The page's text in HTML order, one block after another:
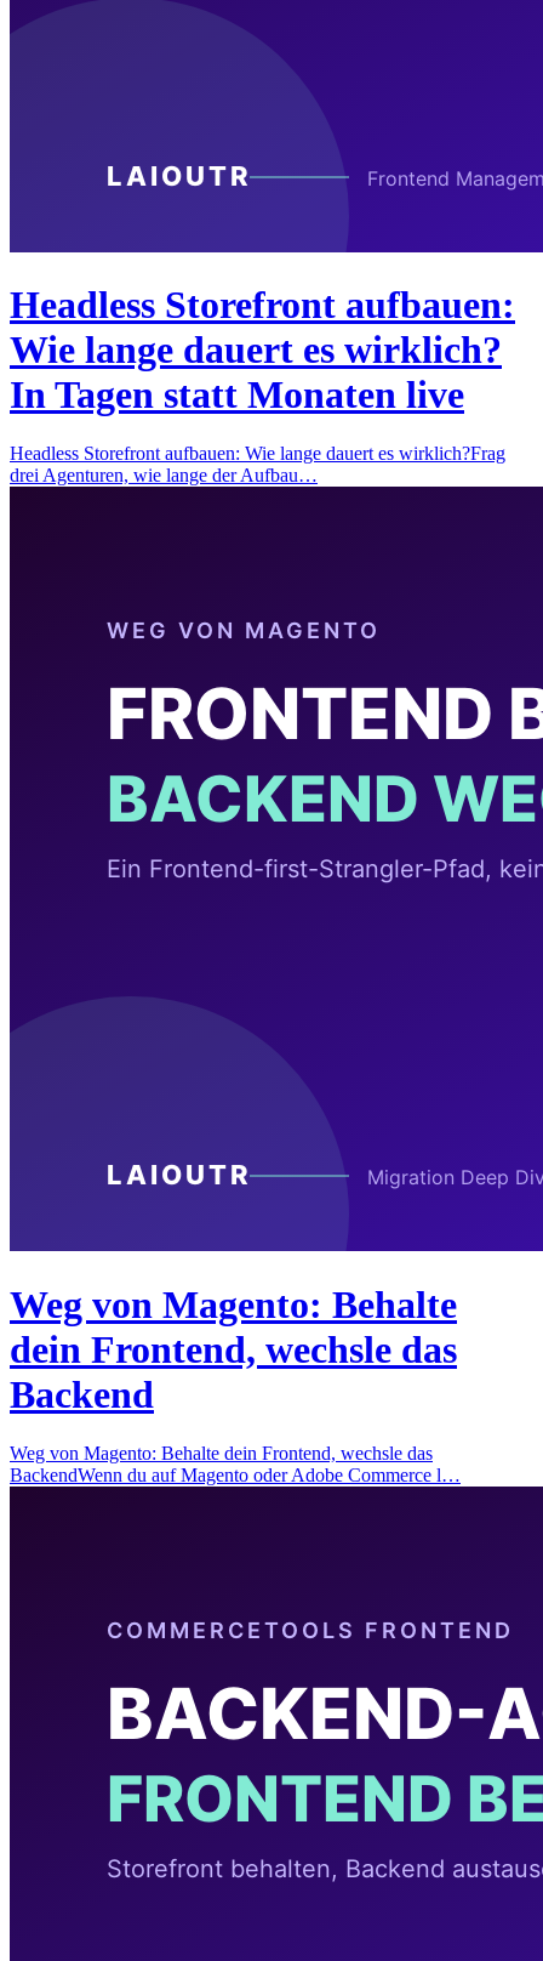
Headless Storefront aufbauen:
Wie lange dauert es wirklich?
In Tagen statt Monaten live
Headless Storefront aufbauen: Wie lange dauert es wirklich?Frag
drei Agenturen, wie lange der Aufbau…
Weg von Magento: Behalte
dein Frontend, wechsle das
Backend
Weg von Magento: Behalte dein Frontend, wechsle das
BackendWenn du auf Magento oder Adobe Commerce l…